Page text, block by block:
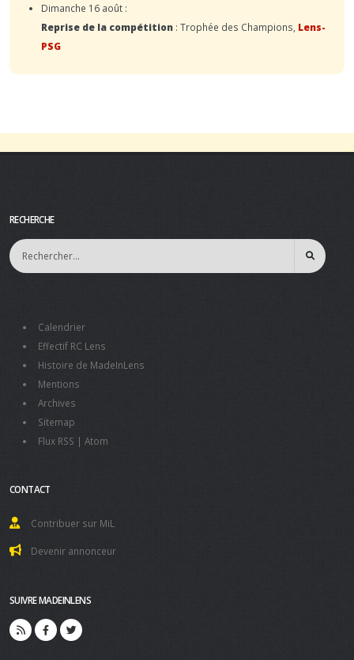
Dimanche 16 août :
Reprise de la compétition : Trophée des Champions, Lens-
PSG
RECHERCHE
Calendrier
Effectif RC Lens
Histoire de MadeInLens
Mentions
Archives
Sitemap
Flux RSS | Atom
CONTACT
Contribuer sur MiL
Devenir annonceur
SUIVRE MADEINLENS